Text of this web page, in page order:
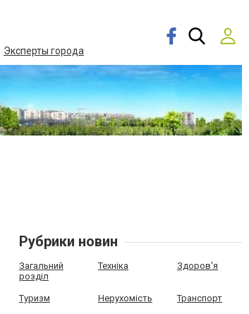
Эксперты города
Рубрики новин
Загальний
розділ
Техніка Здоров'я
Туризм Нерухомість Транспорт